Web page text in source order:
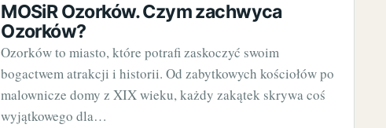
MOSiR Ozorków. Czym zachwyca
Ozorków?
Ozorków to miasto, które potrafi zaskoczyć swoim
bogactwem atrakcji i historii. Od zabytkowych kościołów po
malownicze domy z XIX wieku, każdy zakątek skrywa coś
wyjątkowego dla…